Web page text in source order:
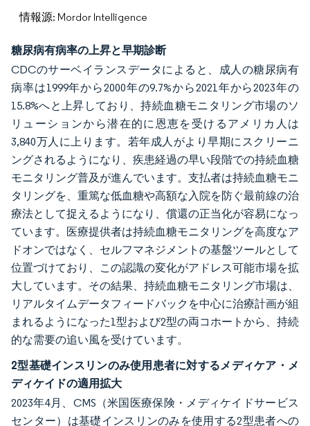
情報源: Mordor Intelligence
糖尿病有病率の上昇と早期診断
CDCのサーベイランスデータによると、成人の糖尿病有
病率は1999年から2000年の9.7%から2021年から2023年の
15.8%へと上昇しており、持続血糖モニタリング市場のソ
リューションから潜在的に恩恵を受けるアメリカ人は
3,840万人に上ります。若年成人がより早期にスクリーニ
ングされるようになり、疾患経過の早い段階での持続血糖
モニタリング普及が進んでいます。支払者は持続血糖モニ
タリングを、重篤な低血糖や高額な入院を防ぐ最前線の治
療法として捉えるようになり、償還の正当化が容易になっ
ています。医療提供者は持続血糖モニタリングを高度なア
ドオンではなく、セルフマネジメントの基盤ツールとして
位置づけており、この認識の変化がアドレス可能市場を拡
大しています。その結果、持続血糖モニタリング市場は、
リアルタイムデータフィードバックを中心に治療計画が組
まれるようになった1型および2型の両コホートから、持続
的な需要の追い風を受けています。
2型基礎インスリンのみ使用患者に対するメディケア・メ
ディケイドの適用拡大
2023年4月、CMS（米国医療保険・メディケイドサービス
センター）は基礎インスリンのみを使用する2型患者への